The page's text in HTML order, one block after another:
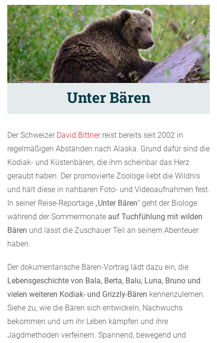
Unter Bären
Der Schweizer David Bittnerreist bereits seit 2002 in
regelmäßigen Abständen nach Alaska. Grund dafür sind die
Kodiak- und Küstenbären, die ihm scheinbar das Herz
geraubt haben. Der promovierte Zoologe liebt die Wildnis
und hält diese in nahbaren Foto- und Videoaufnahmen fest.
In seiner Reise-Reportage „Unter Bären“ geht der Biologe
während der Sommermonate auf Tuchfühlung mit wilden
Bären und lässt die Zuschauer Teil an seinem Abenteuer
haben.
Der dokumentarische Bären-Vortrag lädt dazu ein, die
Lebensgeschichte von Bala, Berta, Balu, Luna, Bruno und
vielen weiteren Kodiak- und Grizzly-Bären kennenzulernen.
Siehe zu, wie die Bären sich entwickeln, Nachwuchs
bekommen und um ihr Leben kämpfen und ihre
Jagdmethoden verfeinern. Spannend, bewegend und